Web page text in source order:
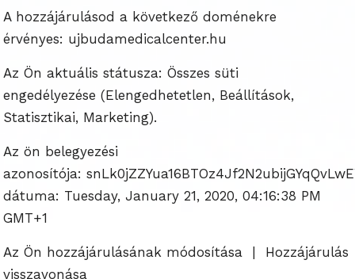
A hozzájárulásod a következő doménekre
érvényes: ujbudamedicalcenter.hu
Az Ön aktuális státusza: Összes süti
engedélyezése (Elengedhetetlen, Beállítások,
Statisztikai, Marketing).
Az ön belegyezési
azonosítója:
dátuma: Tuesday, January 21, 2020, 04:16:38 PM
GMT+1
Az Ön hozzájárulásának módosítása | Hozzájárulás
visszavonása